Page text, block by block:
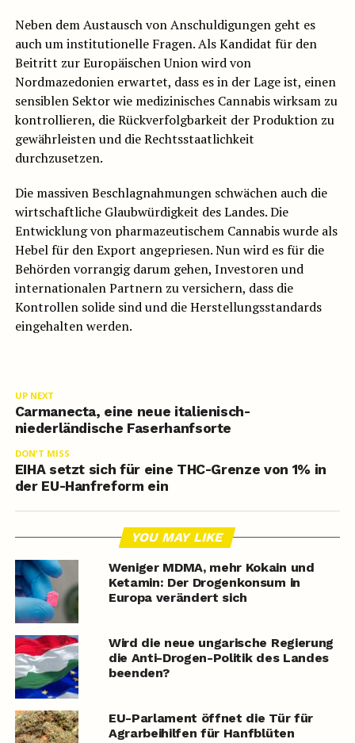
Neben dem Austausch von Anschuldigungen geht es
auch um institutionelle Fragen. Als Kandidat für den
Beitritt zur Europäischen Union wird von
Nordmazedonien erwartet, dass es in der Lage ist, einen
sensiblen Sektor wie medizinisches Cannabis wirksam zu
kontrollieren, die Rückverfolgbarkeit der Produktion zu
gewährleisten und die Rechtsstaatlichkeit
durchzusetzen.
Die massiven Beschlagnahmungen schwächen auch die
wirtschaftliche Glaubwürdigkeit des Landes. Die
Entwicklung von pharmazeutischem Cannabis wurde als
Hebel für den Export angepriesen. Nun wird es für die
Behörden vorrangig darum gehen, Investoren und
internationalen Partnern zu versichern, dass die
Kontrollen solide sind und die Herstellungsstandards
eingehalten werden.
UP NEXT
Carmanecta, eine neue italienisch-
niederländische Faserhanfsorte
DON'T MISS
EIHA setzt sich für eine THC-Grenze von 1% in
der EU-Hanfreform ein
YOU MAY LIKE
Weniger MDMA, mehr Kokain und
Ketamin: Der Drogenkonsum in
Europa verändert sich
Wird die neue ungarische Regierung
die Anti-Drogen-Politik des Landes
beenden?
EU-Parlament öffnet die Tür für
Agrarbeihilfen für Hanfblüten